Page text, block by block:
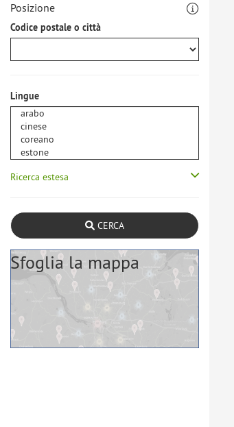
Posizione
Codice postale o città
Lingue
Ricerca estesa
CERCA
Sfoglia la mappa